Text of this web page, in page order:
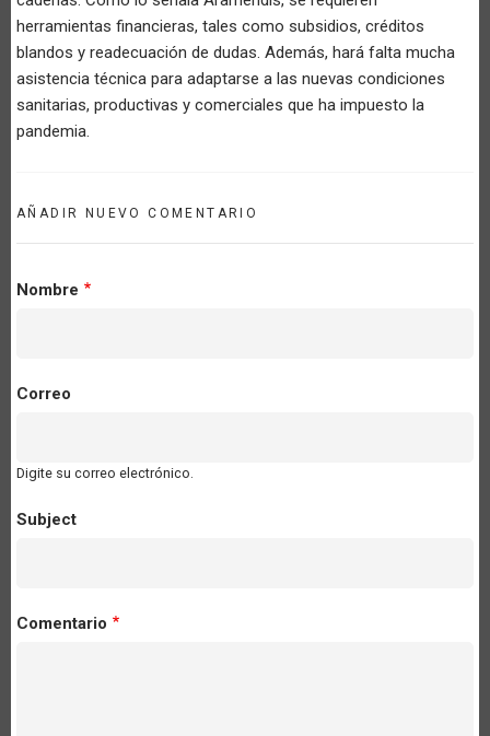
herramientas financieras, tales como subsidios, créditos
blandos y readecuación de dudas. Además, hará falta mucha
asistencia técnica para adaptarse a las nuevas condiciones
sanitarias, productivas y comerciales que ha impuesto la
pandemia.
AÑADIR NUEVO COMENTARIO
Nombre
Correo
Digite su correo electrónico.
Subject
Comentario